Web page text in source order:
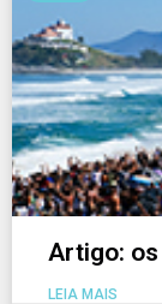
Artigo: os
LEIA MAIS